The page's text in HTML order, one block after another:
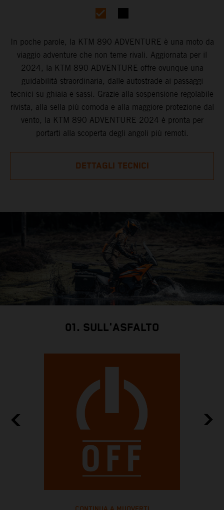
In poche parole, la KTM 890 ADVENTURE è una moto da
viaggio adventure che non teme rivali. Aggiornata per il
2024, la KTM 890 ADVENTURE offre ovunque una
guidabilità straordinaria, dalle autostrade ai passaggi
tecnici su ghiaia e sassi. Grazie alla sospensione regolabile
rivista, alla sella più comoda e alla maggiore protezione dal
vento, la KTM 890 ADVENTURE 2024 è pronta per
portarti alla scoperta degli angoli più remoti.
DETTAGLI TECNICI
01. SULL'ASFALTO